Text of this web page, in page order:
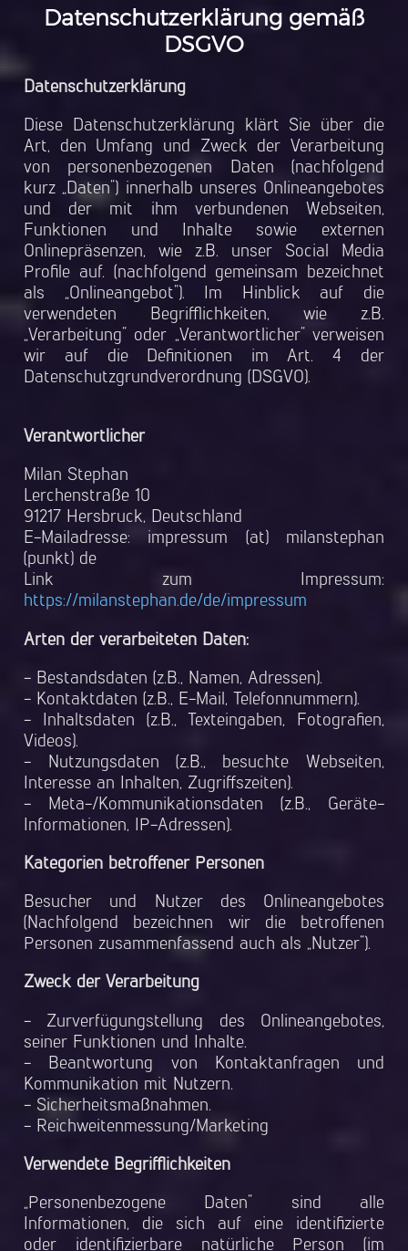
Datenschutzerklärung gemäß
DSGVO
Datenschutzerklärung
Diese Datenschutzerklärung klärt Sie über die
Art, den Umfang und Zweck der Verarbeitung
von personenbezogenen Daten (nachfolgend
kurz „Daten“) innerhalb unseres Onlineangebotes
und der mit ihm verbundenen Webseiten,
Funktionen und Inhalte sowie externen
Onlinepräsenzen, wie z.B. unser Social Media
Profile auf. (nachfolgend gemeinsam bezeichnet
als „Onlineangebot“). Im Hinblick auf die
verwendeten Begrifflichkeiten, wie z.B.
„Verarbeitung“ oder „Verantwortlicher“ verweisen
wir auf die Definitionen im Art. 4 der
Datenschutzgrundverordnung (DSGVO).
Verantwortlicher
Milan Stephan
Lerchenstraße10
91217 Hersbruck, Deutschland
E-Mailadresse: impressum (at) milanstephan
(punkt) de
Link zum Impressum:
https://milanstephan.de/de/impressum
Arten der verarbeiteten Daten:
- Bestandsdaten (z.B., Namen, Adressen).
- Kontaktdaten (z.B., E-Mail, Telefonnummern).
- Inhaltsdaten (z.B., Texteingaben, Fotografien,
Videos).
- Nutzungsdaten (z.B., besuchte Webseiten,
Interesse an Inhalten, Zugriffszeiten).
- Meta-/Kommunikationsdaten (z.B., Geräte-
Informationen, IP-Adressen).
Kategorien betroffener Personen
Besucher und Nutzer des Onlineangebotes
(Nachfolgend bezeichnen wir die betroffenen
Personen zusammenfassend auch als „Nutzer“).
Zweck der Verarbeitung
- Zurverfügungstellung des Onlineangebotes,
seiner Funktionen und Inhalte.
- Beantwortung von Kontaktanfragen und
Kommunikation mit Nutzern.
- Sicherheitsmaßnahmen.
- Reichweitenmessung/Marketing
Verwendete Begrifflichkeiten
„Personenbezogene Daten“ sind alle
Informationen, die sich auf eine identifizierte
oder identifizierbare natürliche Person (im